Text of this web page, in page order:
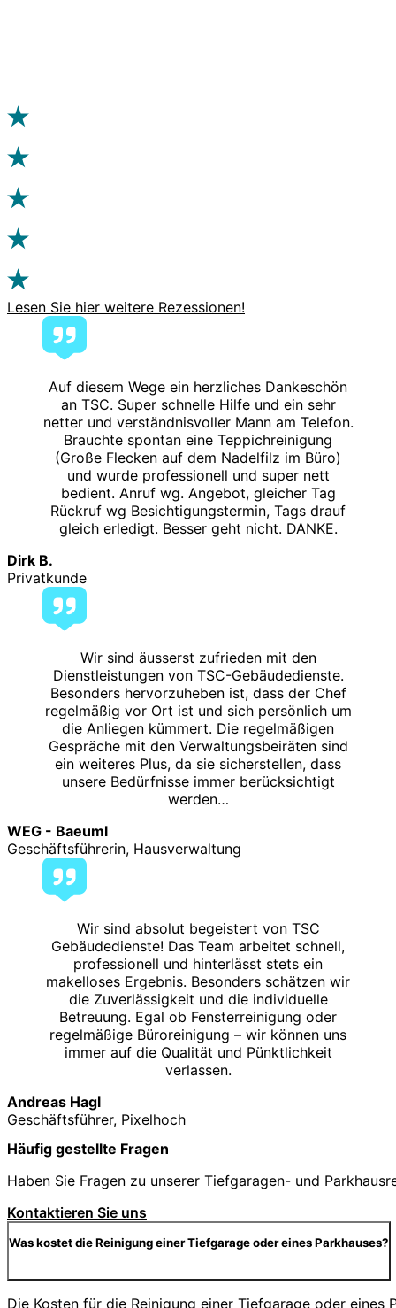
Lesen Sie hier weitere Rezessionen!
Auf diesem Wege ein herzliches Dankeschön
an TSC. Super schnelle Hilfe und ein sehr
netter und verständnisvoller Mann am Telefon.
Brauchte spontan eine Teppichreinigung
(Große Flecken auf dem Nadelfilz im Büro)
und wurde professionell und super nett
bedient. Anruf wg. Angebot, gleicher Tag
Rückruf wg Besichtigungstermin, Tags drauf
gleich erledigt. Besser geht nicht. DANKE.
Dirk B.
Privatkunde
Wir sind äusserst zufrieden mit den
Dienstleistungen von TSC-Gebäudedienste.
Besonders hervorzuheben ist, dass der Chef
regelmäßig vor Ort ist und sich persönlich um
die Anliegen kümmert. Die regelmäßigen
Gespräche mit den Verwaltungsbeiräten sind
ein weiteres Plus, da sie sicherstellen, dass
unsere Bedürfnisse immer berücksichtigt
werden…
WEG - Baeuml
Geschäftsführerin, Hausverwaltung
Wir sind absolut begeistert von TSC
Gebäudedienste! Das Team arbeitet schnell,
professionell und hinterlässt stets ein
makelloses Ergebnis. Besonders schätzen wir
die Zuverlässigkeit und die individuelle
Betreuung. Egal ob Fensterreinigung oder
regelmäßige Büroreinigung – wir können uns
immer auf die Qualität und Pünktlichkeit
verlassen.
Andreas Hagl
Geschäftsführer, Pixelhoch
Häufig gestellte Fragen
Haben Sie Fragen zu unserer Tiefgaragen- und
Kontaktieren Sie uns
Was kostet die Reinigung einer Tiefgarage oder eines Parkhauses?
Die Kosten für die Reinigung einer Tiefgarage oder